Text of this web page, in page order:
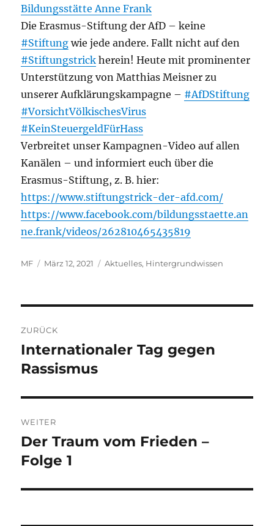
Bildungsstätte Anne Frank
Die Erasmus-Stiftung der AfD – keine
#Stiftung wie jede andere. Fallt nicht auf den
#Stiftungstrick herein! Heute mit prominenter
Unterstützung von Matthias Meisner zu
unserer Aufklärungskampagne – #AfDStiftung
#VorsichtVölkischesVirus
#KeinSteuergeldFürHass
Verbreitet unser Kampagnen-Video auf allen
Kanälen – und informiert euch über die
Erasmus-Stiftung, z. B. hier:
https://www.stiftungstrick-der-afd.com/
https://www.facebook.com/bildungsstaette.an
ne.frank/videos/262810465435819
Autor
MF
Veröffentlicht
März 12, 2021 Kategorien
Aktuelles, Hintergrundwissen
ZURÜCK
Vorheriger
Beitrag:
Internationaler Tag gegen
Rassismus
WEITER
Nächster
Beitrag:
Der Traum vom Frieden –
Folge 1